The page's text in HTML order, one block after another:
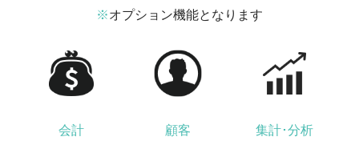
※オプション機能となります
会計 顧客 集計･分析